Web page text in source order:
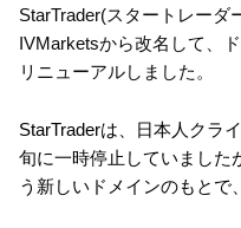
StarTrader(スタートレーダ
IVMarketsから改名して、
リニューアルしました。
StarTraderは、日本人クラ
旬に一時停止していました
う新しいドメインのもとで